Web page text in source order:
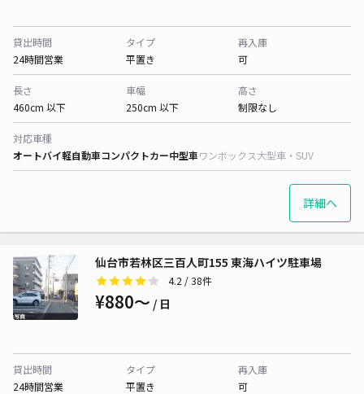
貸出時間
24時間営業
タイプ
平置き
再入庫
可
長さ
460cm 以下
車幅
250cm 以下
高さ
制限なし
対応車種
オートバイ軽自動車コンパクトカー中型車ワンボックス大型車・SUV
詳細へ
仙台市若林区三百人町155 東海ハイツ駐車場
4.2 / 38件
¥880〜 / 日
貸出時間
24時間営業
タイプ
平置き
再入庫
可